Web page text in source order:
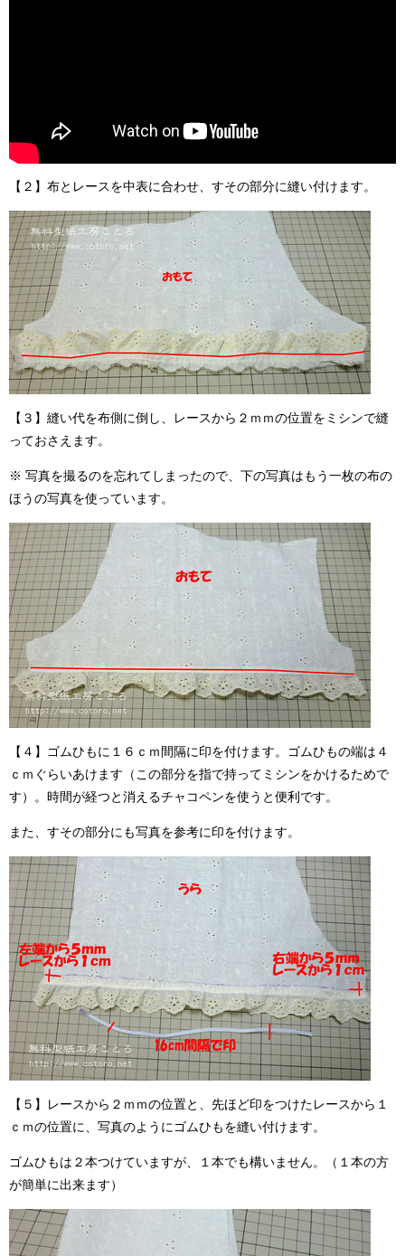
【２】布とレースを中表に合わせ、すその部分に縫い付けます。
【３】縫い代を布側に倒し、レースから２ｍｍの位置をミシンで縫
っておさえます。
※ 写真を撮るのを忘れてしまったので、下の写真はもう一枚の布の
ほうの写真を使っています。
【４】ゴムひもに１６ｃｍ間隔に印を付けます。ゴムひもの端は４
ｃｍぐらいあけます（この部分を指で持ってミシンをかけるためで
す）。時間が経つと消えるチャコペンを使うと便利です。
また、すその部分にも写真を参考に印を付けます。
【５】レースから２ｍｍの位置と、先ほど印をつけたレースから１
ｃｍの位置に、写真のようにゴムひもを縫い付けます。
ゴムひもは２本つけていますが、１本でも構いません。（１本の方
が簡単に出来ます）